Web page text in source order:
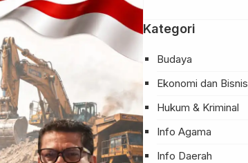
Kategori
Budaya
Ekonomi dan Bisnis
Hukum & Kriminal
Info Agama
Info Daerah